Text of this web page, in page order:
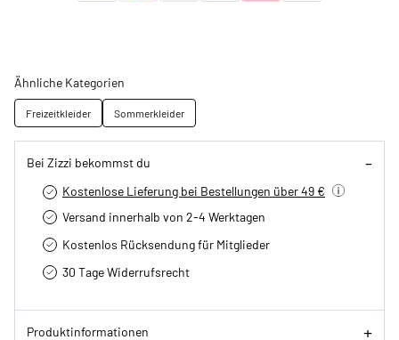
Ähnliche Kategorien
Freizeitkleider Sommerkleider
Bei Zizzi bekommst du
Kostenlose Lieferung bei Bestellungen über 49 €
Versand innerhalb von 2-4 Werktagen
Kostenlos Rücksendung für Mitglieder
30 Tage Widerrufsrecht
Produktinformationen